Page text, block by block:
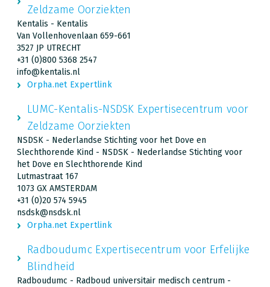
Zeldzame Oorziekten
Kentalis - Kentalis
Van Vollenhovenlaan 659-661
3527 JP UTRECHT
+31 (0)800 5368 2547
info@kentalis.nl
Orpha.net Expertlink
LUMC-Kentalis-NSDSK Expertisecentrum voor
Zeldzame Oorziekten
NSDSK - Nederlandse Stichting voor het Dove en
Slechthorende Kind - NSDSK - Nederlandse Stichting voor
het Dove en Slechthorende Kind
Lutmastraat 167
1073 GX AMSTERDAM
+31 (0)20 574 5945
nsdsk@nsdsk.nl
Orpha.net Expertlink
Radboudumc Expertisecentrum voor Erfelijke
Blindheid
Radboudumc - Radboud universitair medisch centrum -